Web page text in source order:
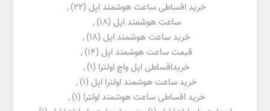
خرید اقساطی ساعت هوشمند اپل (22)
,
ساعت هوشمند اپل (18)
,
خرید ساعت هوشمند اپل (18)
,
قیمت ساعت هوشمند اپل (14)
,
خریداقساطی اپل واچ اولترا (1)
,
خرید ساعت هوشمند اولترا اپل (1)
,
خرید اقساطی ساعت هوشمند اولترا (1)
,